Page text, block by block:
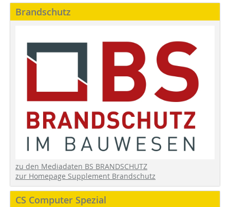
Brandschutz
zu den Mediadaten BS BRANDSCHUTZ
zur Homepage Supplement Brandschutz
CS Computer Spezial